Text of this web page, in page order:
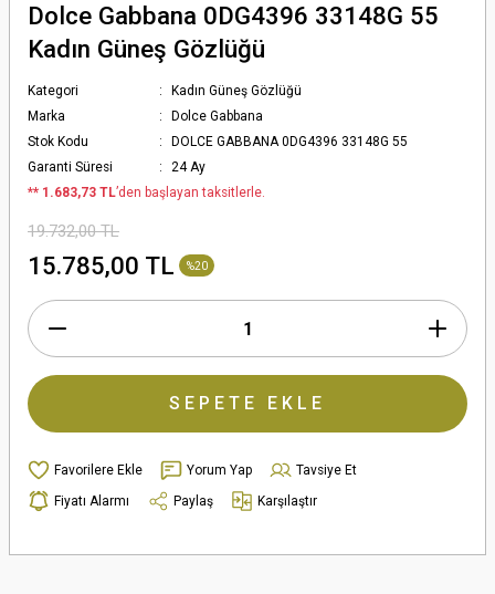
Dolce Gabbana 0DG4396 33148G 55
Kadın Güneş Gözlüğü
Kategori
Kadın Güneş Gözlüğü
Marka
Dolce Gabbana
Stok Kodu
DOLCE GABBANA 0DG4396 33148G 55
Garanti Süresi
24 Ay
** 1.683,73 TL’den başlayan taksitlerle.
19.732,00 TL
15.785,00 TL %20
SEPETE EKLE
Yorum Yap
Tavsiye Et
Fiyatı Alarmı
Paylaş Karşılaştır